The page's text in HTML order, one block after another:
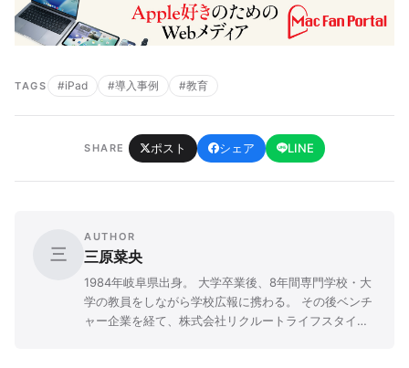
TAGS #iPad #導入事例 #教育
SHARE ポスト シェア LINE
三
AUTHOR
三原菜央
1984年岐阜県出身。 大学卒業後、8年間専門学校・大
学の教員をしながら学校広報に携わる。 その後ベンチ
ャー企業を経て、株式会社リクルートライフスタイル